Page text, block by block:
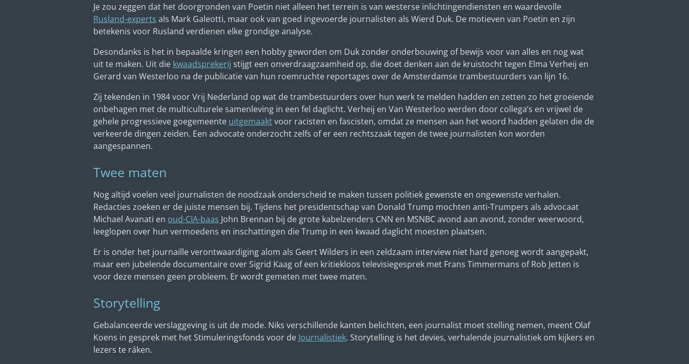
Je zou zeggen dat het doorgronden van Poetin niet alleen het terrein is van westerse inlichtingendiensten en waardevolle
Rusland-experts als Mark Galeotti, maar ook van goed ingevoerde journalisten als Wierd Duk. De motieven van Poetin en zijn
betekenis voor Rusland verdienen elke grondige analyse.
Desondanks is het in bepaalde kringen een hobby geworden om Duk zonder onderbouwing of bewijs voor van alles en nog wat
uit te maken. Uit die kwaadsprekerij stijgt een onverdraagzaamheid op, die doet denken aan de kruistocht tegen Elma Verheij en
Gerard van Westerloo na de publicatie van hun roemruchte reportages over de Amsterdamse trambestuurders van lijn 16.
Zij tekenden in 1984 voor Vrij Nederland op wat de trambestuurders over hun werk te melden hadden en zetten zo het groeiende
onbehagen met de multiculturele samenleving in een fel daglicht. Verheij en Van Westerloo werden door collega’s en vrijwel de
gehele progressieve goegemeente uitgemaaktvoor racisten en fascisten, omdat ze mensen aan het woord hadden gelaten die de
verkeerde dingen zeiden. Een advocate onderzocht zelfs of er een rechtszaak tegen de twee journalisten kon worden
aangespannen.
Twee maten
Nog altijd voelen veel journalisten de noodzaak onderscheid te maken tussen politiek gewenste en ongewenste verhalen.
Redacties zoeken er de juiste mensen bij. Tijdens het presidentschap van Donald Trump mochten anti-Trumpers als advocaat
Michael Avanati en oud-CIA-baas John Brennan bij de grote kabelzenders CNN en MSNBC avond aan avond, zonder weerwoord,
leeglopen over hun vermoedens en inschattingen die Trump in een kwaad daglicht moesten plaatsen.
Er is onder het journaille verontwaardiging alom als Geert Wilders in een zeldzaam interview niet hard genoeg wordt aangepakt,
maar een jubelende documentaire over Sigrid Kaag of een kritiekloos televisiegesprek met Frans Timmermans of Rob Jetten is
voor deze mensen geen probleem. Er wordt gemeten met twee maten.
Storytelling
Gebalanceerde verslaggeving is uit de mode. Niks verschillende kanten belichten, een journalist moet stelling nemen, meent Olaf
Koens in gesprek met het Stimuleringsfonds voor de Journalistiek. Storytelling is het devies, verhalende journalistiek om kijkers en
lezers te ráken.